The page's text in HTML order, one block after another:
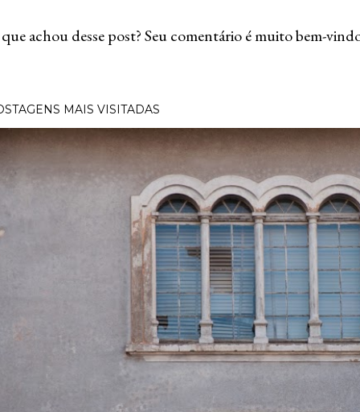
achou desse post? Seu comentário é muito bem-
MAIS VISITADAS